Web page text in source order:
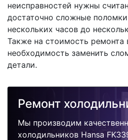
неисправностей нужны
достаточно сложные
нескольких часов до
Также на стоимость ремонта
необходимость заменить
детали.
Ремонт
Мы производим
холодильников Hansa